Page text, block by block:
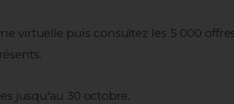
virtuelle puis consultez les 5 000
jusqu'au 30 octobre.